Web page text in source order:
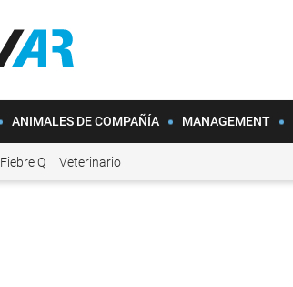
ANIMALES DE COMPAÑÍA MANAGEMENT
Fiebre Q Veterinario